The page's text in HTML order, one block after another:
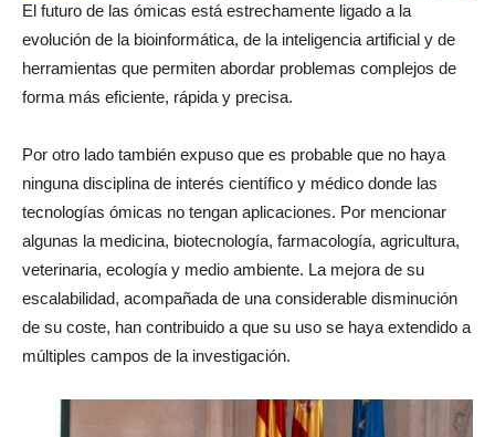
El futuro de las ómicas está estrechamente ligado a la
evolución de la bioinformática, de la inteligencia artificial y de
herramientas que permiten abordar problemas complejos de
forma más eficiente, rápida y precisa.
Por otro lado también expuso que es probable que no haya
ninguna disciplina de interés científico y médico donde las
tecnologías ómicas no tengan aplicaciones. Por mencionar
algunas la medicina, biotecnología, farmacología, agricultura,
veterinaria, ecología y medio ambiente. La mejora de su
escalabilidad, acompañada de una considerable disminución
de su coste, han contribuido a que su uso se haya extendido a
múltiples campos de la investigación.